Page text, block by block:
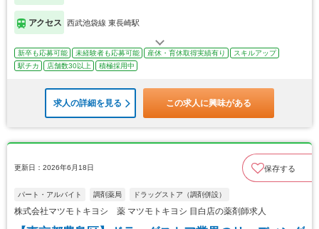
アクセス 西武池袋線 東長崎駅
新卒も応募可能 未経験者も応募可能 産休・育休取得実績有り
スキルアップ
駅チカ
店舗数30以上 積極採用中
求人の詳細を見る この求人に興味がある
更新日：2026年6月18日 保存する
パート・アルバイト 調剤薬局 ドラッグストア（調剤併設）
株式会社マツモトキヨシ 薬 マツモトキヨシ 目白店の薬剤師求人